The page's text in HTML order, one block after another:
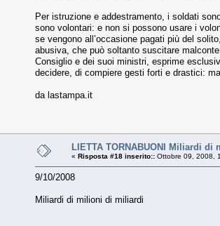
Per istruzione e addestramento, i soldati
sono volontari: e non si possono usare i
se vengono all’occasione pagati più del
abusiva, che può soltanto suscitare
Consiglio e dei suoi ministri, esprime
decidere, di compiere gesti forti e drastici:
da lastampa.it
LIETTA TORNABUONI Miliardi
« Risposta #18 inserito:: Ottobre 09, 2008,
9/10/2008
Miliardi di milioni di miliardi